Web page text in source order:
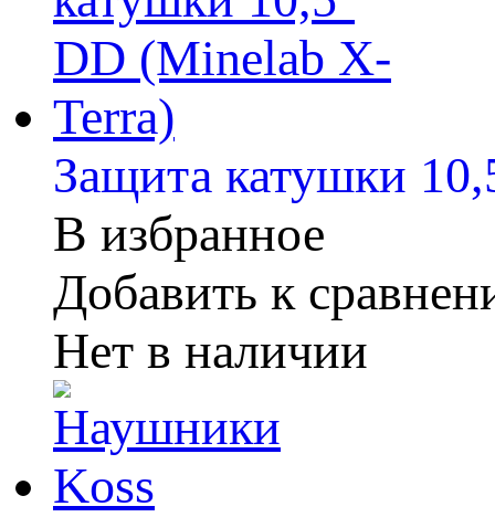
Защита катушки
В избранное
Добавить к
Нет в наличии